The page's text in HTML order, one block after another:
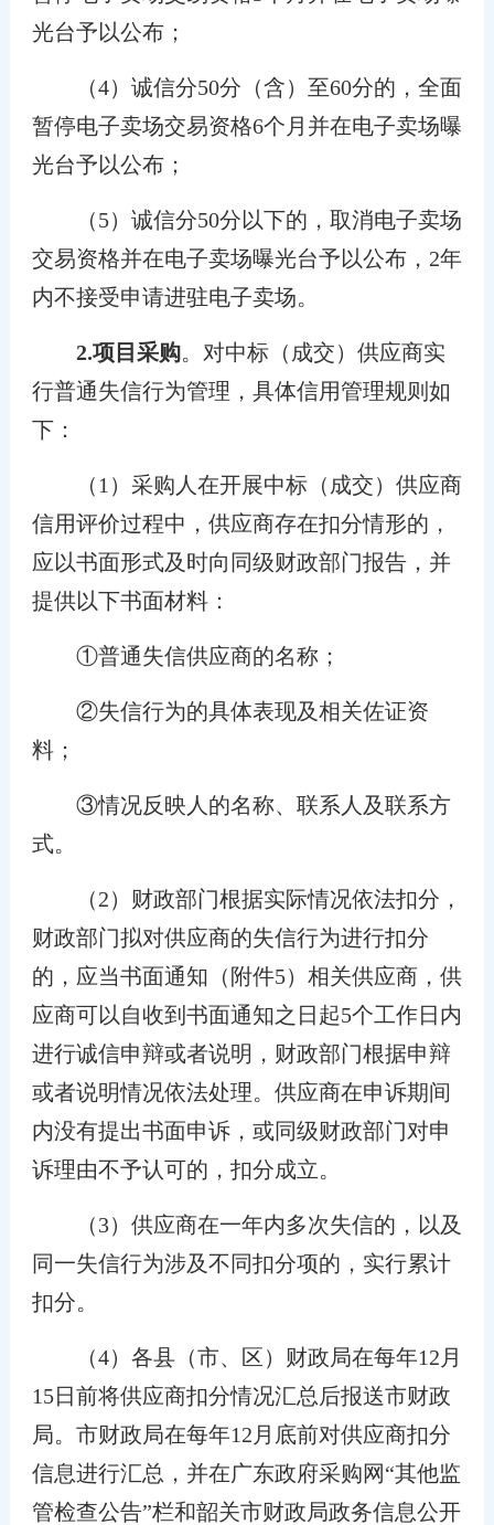
光台予以公布；
（4）诚信分50分（含）至60分的，全面
暂停电子卖场交易资格6个月并在电子卖场曝
光台予以公布；
（5）诚信分50分以下的，取消电子卖场
交易资格并在电子卖场曝光台予以公布，2年
内不接受申请进驻电子卖场。
2.项目采购。对中标（成交）供应商实
行普通失信行为管理，具体信用管理规则如
下：
（1）采购人在开展中标（成交）供应商
信用评价过程中，供应商存在扣分情形的，
应以书面形式及时向同级财政部门报告，并
提供以下书面材料：
①普通失信供应商的名称；
②失信行为的具体表现及相关佐证资
料；
③情况反映人的名称、联系人及联系方
式。
（2）财政部门根据实际情况依法扣分，
财政部门拟对供应商的失信行为进行扣分
的，应当书面通知（附件5）相关供应商，供
应商可以自收到书面通知之日起5个工作日内
进行诚信申辩或者说明，财政部门根据申辩
或者说明情况依法处理。供应商在申诉期间
内没有提出书面申诉，或同级财政部门对申
诉理由不予认可的，扣分成立。
（3）供应商在一年内多次失信的，以及
同一失信行为涉及不同扣分项的，实行累计
扣分。
（4）各县（市、区）财政局在每年12月
15日前将供应商扣分情况汇总后报送市财政
局。市财政局在每年12月底前对供应商扣分
信息进行汇总，并在广东政府采购网“其他监
管检查公告”栏和韶关市财政局政务信息公开